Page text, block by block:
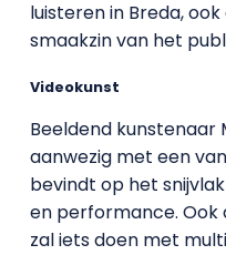
luisteren in Breda,
smaakzin van het
Videokunst
Beeldend kunstenaar
aanwezig met een
bevindt op het
en performance. Ook
zal iets doen met